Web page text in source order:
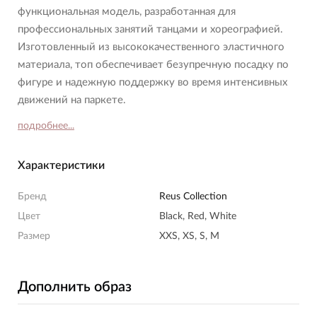
функциональная модель, разработанная для
профессиональных занятий танцами и хореографией.
Изготовленный из высококачественного эластичного
материала, топ обеспечивает безупречную посадку по
фигуре и надежную поддержку во время интенсивных
движений на паркете.
подробнее...
Характеристики
Бренд
Reus Collection
Цвет
Black, Red, White
Размер
XXS, XS, S, M
Дополнить образ